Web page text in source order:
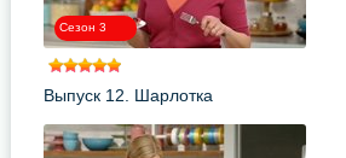
Сезон 3
Выпуск 12. Шарлотка